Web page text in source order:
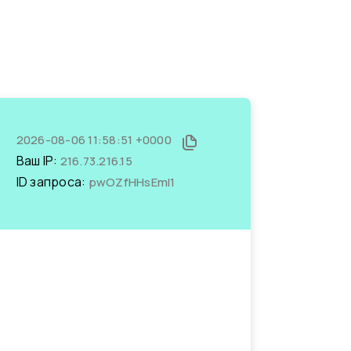
2026-08-06 11:58:51 +0000
Ваш IP: 216.73.216.15
ID запроса: pwOZfHHsEmI1